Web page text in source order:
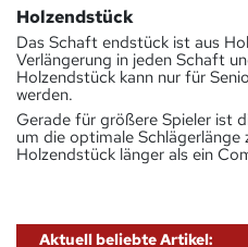
Holzendstück
Das Schaft endstück ist aus
Verlängerung in jeden Schaft
Holzendstück kann nur für
werden.
Gerade für größere Spieler ist
um die optimale
Holzendstück länger als ein
Aktuell beliebte Artikel: